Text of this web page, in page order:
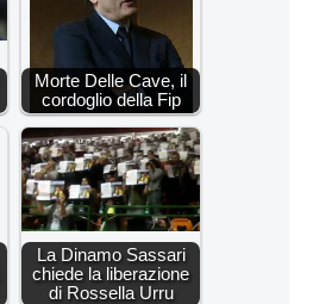
Morte Delle Cave, il
cordoglio della Fip
La Dinamo Sassari
chiede la liberazione
di Rossella Urru